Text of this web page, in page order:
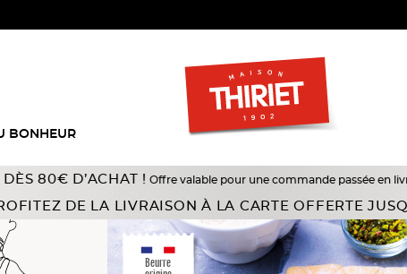
BONHEUR
D’ACHAT !Offre valable pour une commande passée en livraison à
DE LA LIVRAISON À LA CARTE OFFERTE
Beurre